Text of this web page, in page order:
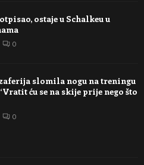
ostaje u Schalkeu u
0
slomila nogu na treningu
ću se na skije prije nego što
0